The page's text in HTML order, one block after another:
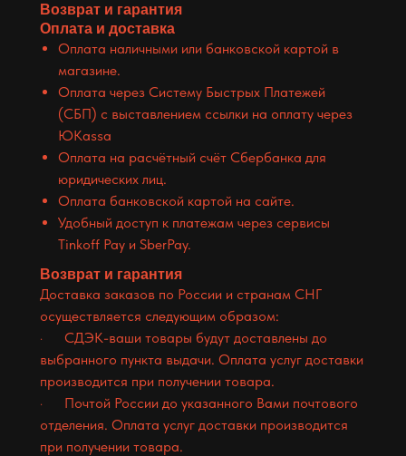
Возврат и гарантия
Оплата и доставка
Оплата наличными или банковской картой в
магазине.
Оплата через Систему Быстрых Платежей
(СБП) с выставлением ссылки на оплату через
ЮKassa
Оплата на расчётный счёт Сбербанка для
юридических лиц.
Оплата банковской картой на сайте.
Удобный доступ к платежам через сервисы
Tinkoff Pay и SberPay.
Возврат и гарантия
Доставка заказов по России и странам СНГ
осуществляется следующим образом:
· СДЭК-ваши товары будут доставлены до
выбранного пункта выдачи. Оплата услуг доставки
производится при получении товара.
· Почтой России до указанного Вами почтового
отделения. Оплата услуг доставки производится
при получении товара.